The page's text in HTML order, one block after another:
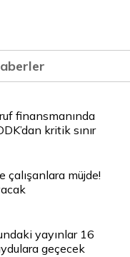
finansmanında
kritik sınır
çalışanlara müjde!
yayınlar 16
geçecek